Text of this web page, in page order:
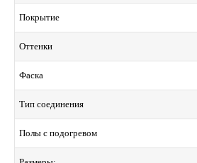
Покрытие
Оттенки
Фаска
Тип соединения
Полы с подогревом